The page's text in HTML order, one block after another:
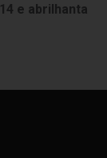
e abrilhanta